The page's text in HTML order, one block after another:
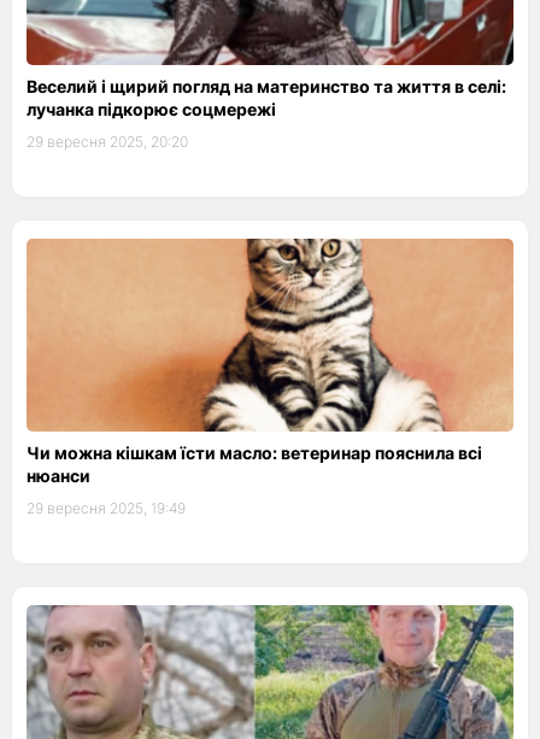
Веселий і щирий погляд на материнство та життя в селі:
лучанка підкорює соцмережі
29 вересня 2025, 20:20
Чи можна кішкам їсти масло: ветеринар пояснила всі
нюанси
29 вересня 2025, 19:49